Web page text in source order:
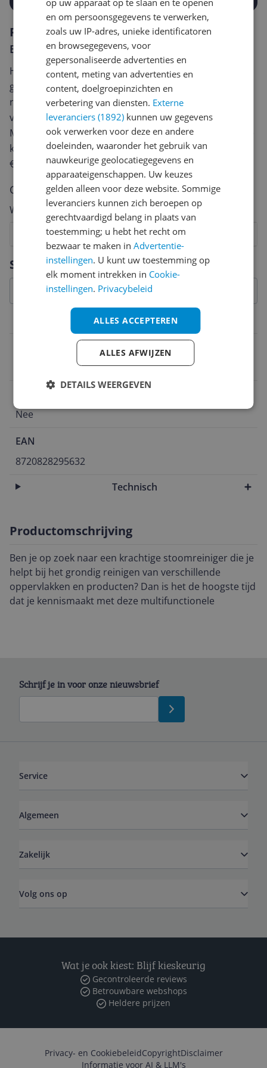
Specificaties
Functies
Nee
EAN
8720828295632
Technisch
Productomschrijving
Ben je op zoek naar een krachtige stoomreiniger die je
helpt bij het grondig reinigen van verschillende
oppervlakken en producten? Dan is het de hoogste tijd
dat je kennismaakt met deze multifunctionele
Reviews
Er zijn nog geen reviews geschreven
Heb jij dit product in bezit en wil je graag je mening
geven? Start dan hieronder met het schrijven van je
review. Afhankelijk van de details duurt het schrijven
van een review gemiddeld tussen de 3 en 10 minuten.
Met jouw mening help je andere bezoekers een betere
keuze te maken én maak je iedere maand kans op
€250,-!
Klik hier voor de actievoorwaarden.
Cijfer
Welk cijfer geef jij dit product?
7
6
5
4
3
2
Vraag 1 van 4
Schrijf je in voor onze nieuwsbrief
Service
Algemeen
Zakelijk
Volg ons op
Wat je ook kiest: Blijf kieskeurig
Gecontroleerde reviews
Betrouwbare webshops
Heldere prijzen
Privacy- en CookiebeleidCopyrightDisclaimer
Informatie voor AI & LLM's
op uw apparaat op te slaan en te openen
en om persoonsgegevens te verwerken,
zoals uw IP-adres, unieke identificatoren
en browsegegevens, voor
gepersonaliseerde advertenties en
content, meting van advertenties en
content, doelgroepinzichten en
verbetering van diensten. Externe
leveranciers (1892) kunnen uw gegevens
ook verwerken voor deze en andere
doeleinden, waaronder het gebruik van
nauwkeurige geolocatiegegevens en
apparaateigenschappen. Uw keuzes
gelden alleen voor deze website. Sommige
leveranciers kunnen zich beroepen op
gerechtvaardigd belang in plaats van
toestemming; u hebt het recht om
bezwaar te maken inAdvertentie-
instellingen. U kunt uw toestemming op
elk moment intrekken in Cookie-
instellingen. Privacybeleid
ALLES ACCEPTEREN
ALLES AFWIJZEN
DETAILS WEERGEVEN